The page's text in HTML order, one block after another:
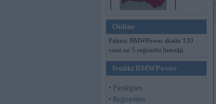
Online
Pašreiz BMWPower skatās 130
viesi un 5 reģistrēti lietotāji.
Ienākt BMWPower
• Pieslēgties
• Reģistrēties